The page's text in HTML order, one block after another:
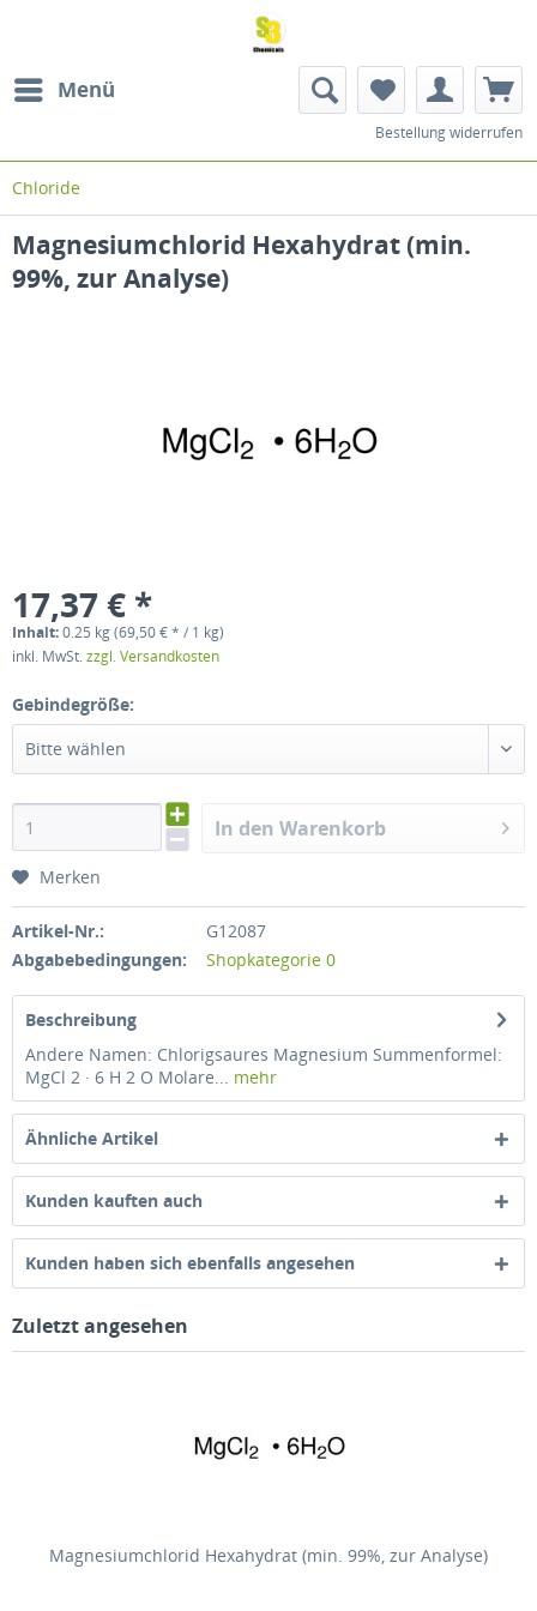
Menü
Bestellung widerrufen
Chloride
Magnesiumchlorid Hexahydrat (min.
99%, zur Analyse)
17,37 € *
Inhalt:0.25 kg (69,50 € * / 1 kg)
inkl. MwSt.zzgl. Versandkosten
Gebindegröße:
Bitte wählen
In den Warenkorb
Merken
Artikel-Nr.:
G12087
Abgabebedingungen:
Shopkategorie 0
Beschreibung
Andere Namen: Chlorigsaures Magnesium Summenformel:
MgCl 2 · 6 H 2 O Molare... mehr
Ähnliche Artikel
Kunden kauften auch
Kunden haben sich ebenfalls angesehen
Zuletzt angesehen
Magnesiumchlorid Hexahydrat (min. 99%, zur Analyse)